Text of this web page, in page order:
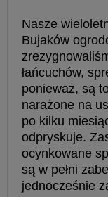
Nasze
Bujaków
łańcuchów,
ponieważ, są
narażone na
po kilku
odpryskuje.
ocynkowane
są w pełni
jednocześnie